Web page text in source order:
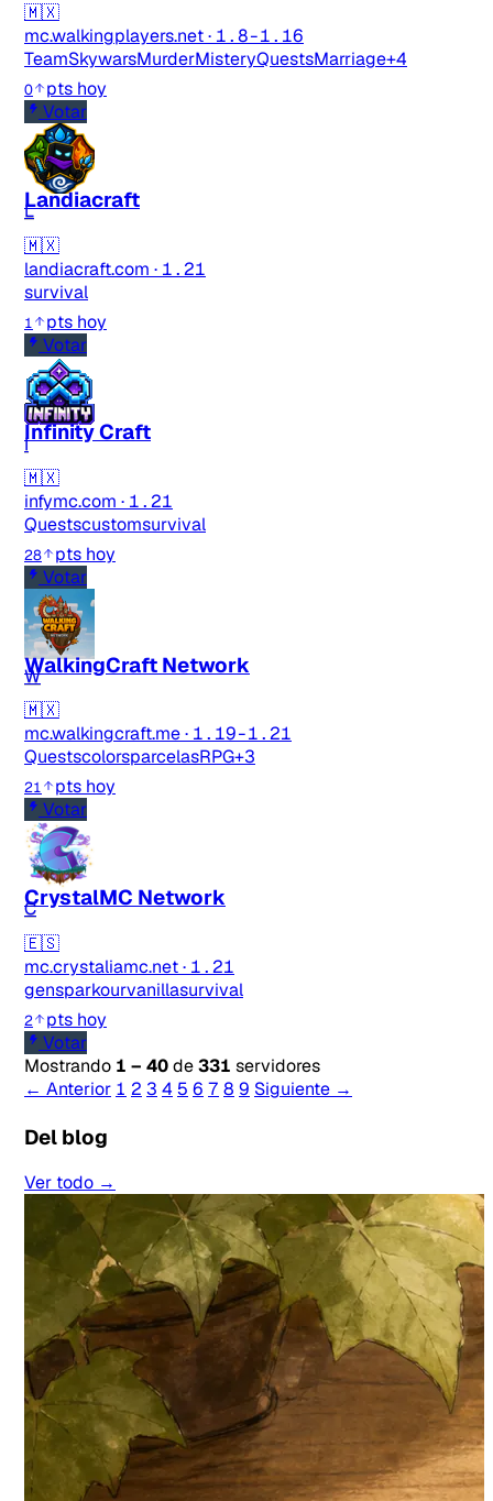
🇲🇽
mc.walkingplayers.net· 1.8-1.16
TeamSkywarsMurderMisteryQuestsMarriage+4
0
pts hoy
Votar
L
Landiacraft
🇲🇽
landiacraft.com · 1.21
survival
1
pts hoy
Votar
IInfinity Craft
🇲🇽
infymc.com · 1.21
Questscustomsurvival
28
pts hoy
Votar
W
WalkingCraft Network
🇲🇽
mc.walkingcraft.me· 1.19-1.21
QuestscolorsparcelasRPG+3
21
pts hoy
Votar
C
CrystalMC Network
🇪🇸
mc.crystaliamc.net· 1.21
gensparkourvanillasurvival
2
pts hoy
Votar
Mostrando 1 – 40de331 servidores
← Anterior 1 2 3 4 5 6 7 8 9 Siguiente →
Del blog
Ver todo →